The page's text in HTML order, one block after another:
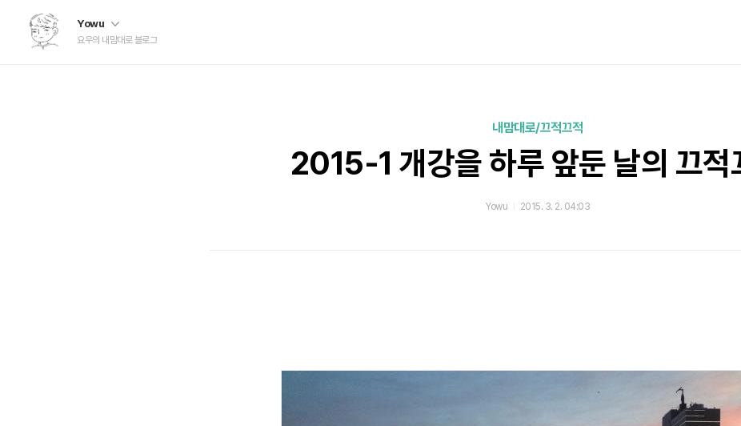
Yowu
요우의 내맘대로 블로그
내맘대로/끄적끄적
2015-1 개강을 하루 앞둔 날의 끄적
Yowu 2015. 3. 2. 04:03